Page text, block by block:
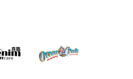
社群公佈，不另作通
及家屬不得參與是次活動，以示
保留最終決定權。